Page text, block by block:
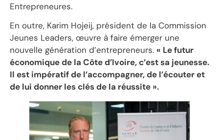
Entrepreneures.
En outre, Karim Hojeij, président de la Commission
Jeunes Leaders, œuvre à faire émerger une
nouvelle génération d’entrepreneurs. « Le futur
économique de la Côte d’Ivoire, c’est sa jeunesse.
Il est impératif de l’accompagner, de l’écouter et
de lui donner les clés de la réussite ».